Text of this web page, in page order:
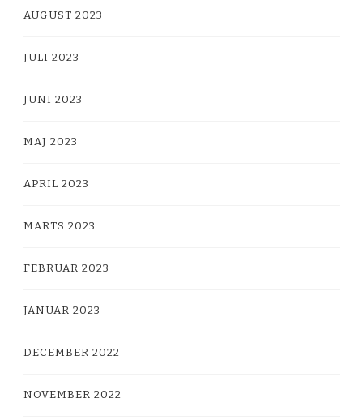
AUGUST 2023
JULI 2023
JUNI 2023
MAJ 2023
APRIL 2023
MARTS 2023
FEBRUAR 2023
JANUAR 2023
DECEMBER 2022
NOVEMBER 2022